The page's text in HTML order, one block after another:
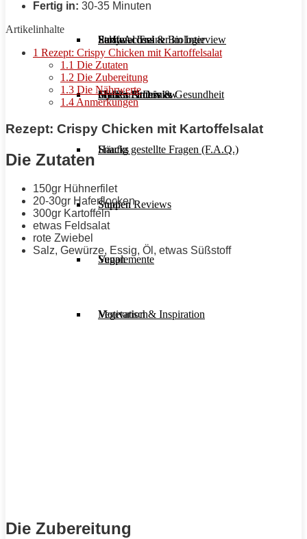
Stoffwechsel & Biologie
Frauen Fitness & Gesundheit
Häufig gestellte Fragen (F.A.Q.)
Studien Reviews
Supplemente
Motivation & Inspiration
Salate
Shakes & Drinks
Snacks
Suppen
Vegan
Vegetarisch
Personal Trainer im Interview
Gym im Interview
Early Access
MHRx Archiv
Fertig in: 30-35 Minuten
Artikelinhalte
1 Rezept: Crispy Chicken mit Kartoffelsalat
1.1 Die Zutaten
1.2 Die Zubereitung
1.3 Die Nährwerte
1.4 Anmerkungen
Rezept: Crispy Chicken mit Kartoffelsalat
Die Zutaten
150gr Hühnerfilet
20-30gr Haferflocken
300gr Kartoffeln
etwas Feldsalat
rote Zwiebel
Salz, Gewürze, Essig, Öl, etwas Süßstoff
Die Zubereitung